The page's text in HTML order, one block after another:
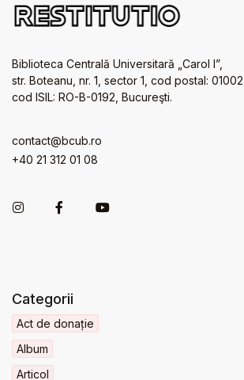
Biblioteca Centrală Universitară „Carol I”,
str. Boteanu, nr. 1, sector 1, cod postal:
cod ISIL: RO-B-0192, Bucureşti.
contact@bcub.ro
+40 21 312 01 08
Categorii
Act de donație
Album
Articol